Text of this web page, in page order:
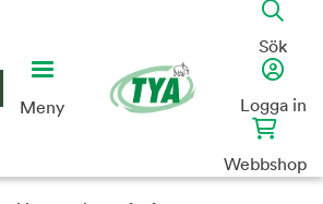
Meny
Sök
Logga in
Webbshop